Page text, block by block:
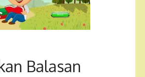
Balasan